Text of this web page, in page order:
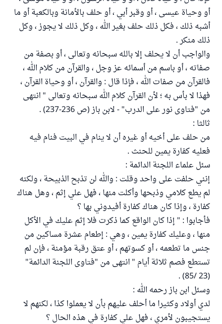
أو وحياة عيسى ، أو وقبر أبي ، أو حلف بالأمانة وبالكعبة أو ما
أشبه ذلك ، فكل ذلك حلف بغير الله ، وكل ذلك لا يجوز ، وكل
ذلك منكر .
والواجب أن لا يحلف إلا بالله سبحانه وتعالى ، أو بصفة من
صفاته ، أو باسم من أسمائه عز وجل ، والقرآن من كلام الله ،
فالقرآن من صفات الله ، فإذا قال : والقرآن ، أو وحياة القرآن ،
فهذا لا بأس به ؛ لأن القرآن كلام الله سبحانه وتعالى " انتهى
من "فتاوى نور على الدرب" - لابن باز (ص 236-237) .
ثالثا :
من حلف على أخيه أو غيره أن لا ينام في البيت فنام فيه
فعليه كفارة يمين للحنث .
سئل علماء اللجنة الدائمة :
إنني حلفت على واحد وقلت : والله لن تذبح الذبيحة ، ولكنه
لم يطع كلامي وذبحها وأكلت منها ، فهل علي إثم ، وهل هناك
كفارة ، وإذا كان هناك كفارة أفيدوني بها ؟
فأجابوا : " إذا كان الواقع كما ذكرت فلا إثم عليك في الأكل
منها ، وعليك كفارة يمين ، وهي : إطعام عشرة مساكين من
جنس ما تطعمه ، أو كسوتهم ، أو عتق رقبة مؤمنة ، فإن لم
تستطع فصم ثلاثة أيام " انتهى من "فتاوى اللجنة الدائمة"
(23 /85) .
وسئل ابن باز رحمه الله :
لدي أولاد وكثيرا ما أحلف عليهم بأن لا يعملوا كذا ، لكنهم لا
يستجيبون لأمري ، فهل علي كفارة في هذه الحال ؟